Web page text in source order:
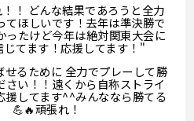
！ どんな結果であろうと全力
てほしいです！去年は準決勝で
ったけど今年は絶対関東大会に
じてます！応援してます！"
せるために 全力でプレーして勝
さい！！遠くから自称ストライ
援してます^^みんななら勝てる
💪🔥頑張れ！